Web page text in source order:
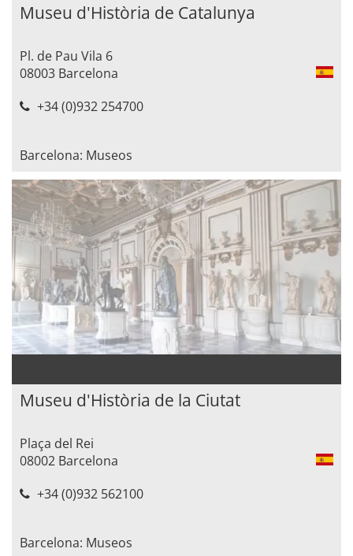
Museu d'Història de Catalunya
Pl. de Pau Vila 6
08003 Barcelona
+34 (0)932 254700
Barcelona: Museos
Museu d'Història de la Ciutat
Plaça del Rei
08002 Barcelona
+34 (0)932 562100
Barcelona: Museos